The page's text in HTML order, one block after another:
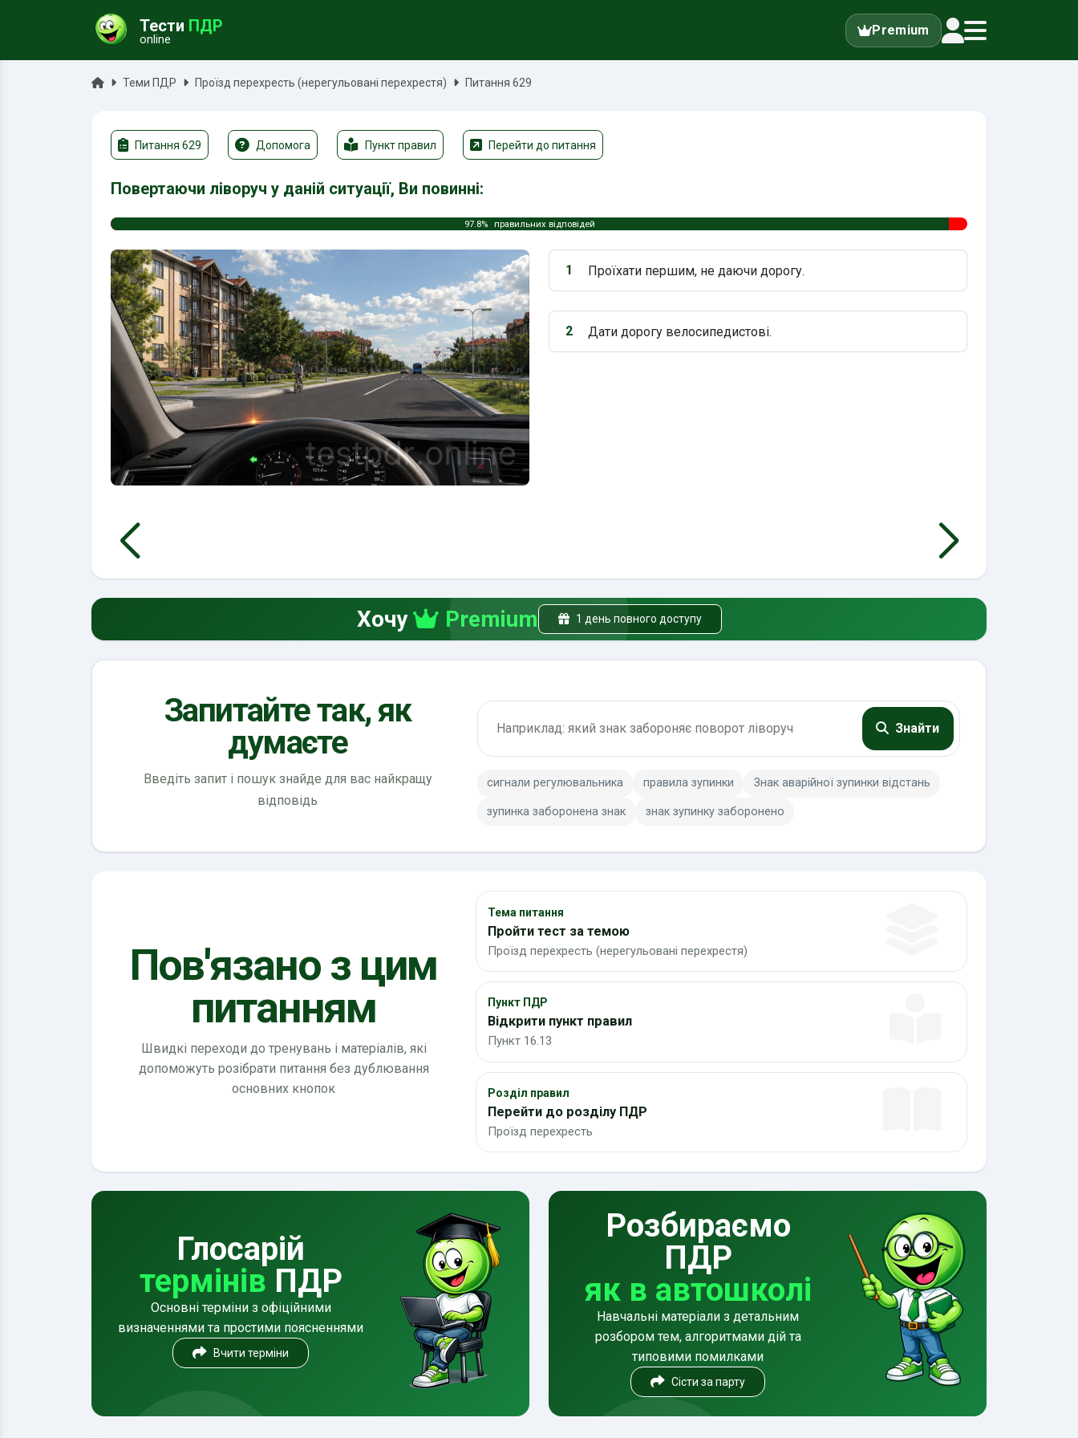
Тести ПДР
online
Premium
ГоловнаТеми ПДР Проїзд перехресть (нерегульовані перехрестя) Питання 629
Питання 629 Допомога Пункт правил Перейти до питання
Повертаючи ліворуч у даній ситуації, Ви повинні:
97.8% правильних відповідей
Варіант 1:
1 Проїхати першим, не даючи дорогу.
Варіант 2:
2 Дати дорогу велосипедистові.
Хочу Premium 1 день повного доступу
Запитайте так, як
думаєте
Введіть запит і пошук знайде для вас найкращу
відповідь
Знайти
сигнали регулювальника правила зупинки Знак аварійної зупинки відстань
зупинка заборонена знак знак зупинку заборонено
Пов'язано з цим
питанням
Швидкі переходи до тренувань і матеріалів, які
допоможуть розібрати питання без дублювання
основних кнопок
Тема питання
Пройти тест за темою
Проїзд перехресть (нерегульовані перехрестя)
Пункт ПДР
Відкрити пункт правил
Пункт 16.13
Розділ правил
Перейти до розділу ПДР
Проїзд перехресть
Глосарій
термінів ПДР
Основні терміни з офіційними
визначеннями та простими поясненнями
Вчити терміни
Розбираємо
ПДР
як в автошколі
Навчальні матеріали з детальним
розбором тем, алгоритмами дій та
типовими помилками
Сісти за парту